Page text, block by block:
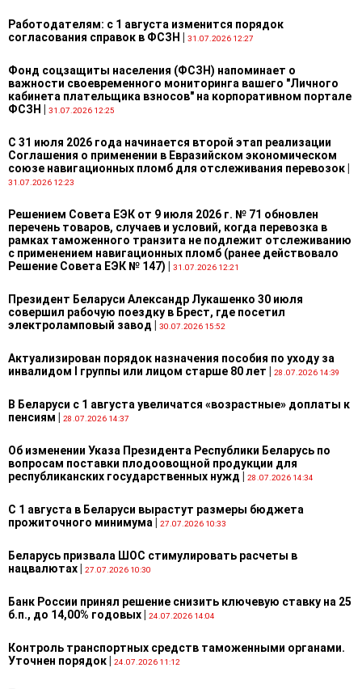
Работодателям: с 1 августа изменится порядок
согласования справок в ФСЗН
31.07.2026 12:27
Фонд соцзащиты населения (ФСЗН) напоминает о
важности своевременного мониторинга вашего "Личного
кабинета плательщика взносов" на корпоративном портале
ФСЗН
31.07.2026 12:25
С 31 июля 2026 года начинается второй этап реализации
Соглашения о применении в Евразийском экономическом
союзе навигационных пломб для отслеживания перевозок
31.07.2026 12:23
Решением Совета ЕЭК от 9 июля 2026 г. № 71 обновлен
перечень товаров, случаев и условий, когда перевозка в
рамках таможенного транзита не подлежит отслеживанию
с применением навигационных пломб (ранее действовало
Решение Совета ЕЭК № 147)
31.07.2026 12:21
Президент Беларуси Александр Лукашенко 30 июля
совершил рабочую поездку в Брест, где посетил
электроламповый завод
30.07.2026 15:52
Актуализирован порядок назначения пособия по уходу за
инвалидом I группы или лицом старше 80 лет
28.07.2026 14:39
В Беларуси с 1 августа увеличатся «возрастные» доплаты к
пенсиям
28.07.2026 14:37
Об изменении Указа Президента Республики Беларусь по
вопросам поставки плодоовощной продукции для
республиканских государственных нужд
28.07.2026 14:34
С 1 августа в Беларуси вырастут размеры бюджета
прожиточного минимума
27.07.2026 10:33
Беларусь призвала ШОС стимулировать расчеты в
нацвалютах
27.07.2026 10:30
Банк России принял решение снизить ключевую ставку на 25
б.п., до 14,00% годовых
24.07.2026 14:04
Контроль транспортных средств таможенными органами.
Уточнен порядок
24.07.2026 11:12